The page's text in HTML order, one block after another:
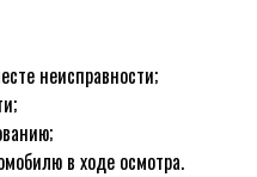
неисправности;
в ходе осмотра.